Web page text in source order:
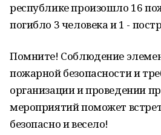
республике произошло 16
погибло 3 человека и 1 -
Помните! Соблюдение
пожарной безопасности и
организации и проведении
мероприятий поможет
безопасно и весело!